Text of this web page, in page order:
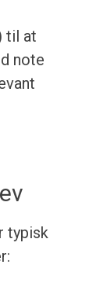
til at
note
typisk